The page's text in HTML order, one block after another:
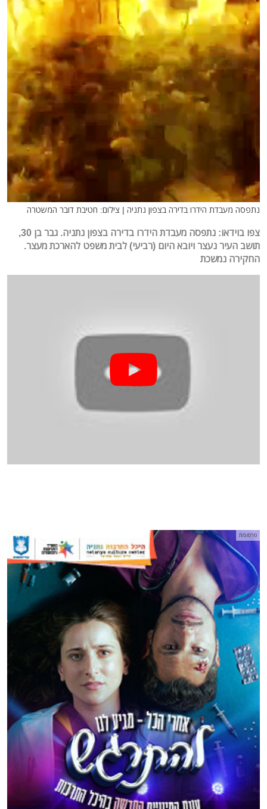
נתפסה מעבדת הידרו בדירה בצפון נתניה | צילום: חטיבת דובר המשטרה
צפו בוידאו: נתפסה מעבדת הידרו בדירה בצפון נתניה. גבר בן 30,
תושב העיר נעצר ויובא היום (רביעי) לבית משפט להארכת מעצר.
החקירה נמשכת
פרסומת